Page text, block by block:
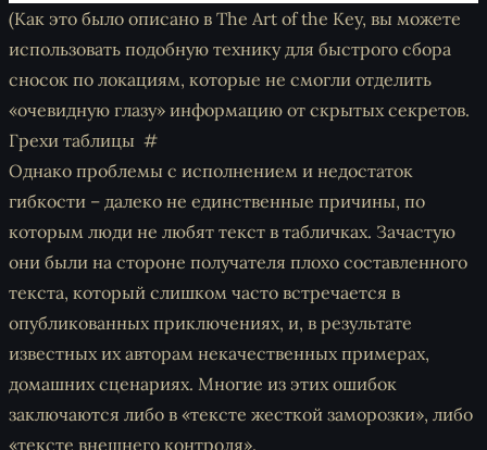
(Как это было описано в The Art of the Key, вы можете
использовать подобную технику для быстрого сбора
сносок по локациям, которые не смогли отделить
«очевидную глазу» информацию от скрытых секретов.
Грехи таблицы
Однако проблемы с исполнением и недостаток
гибкости – далеко не единственные причины, по
которым люди не любят текст в табличках. Зачастую
они были на стороне получателя плохо составленного
текста, который слишком часто встречается в
опубликованных приключениях, и, в результате
известных их авторам некачественных примерах,
домашних сценариях. Многие из этих ошибок
заключаются либо в «тексте жесткой заморозки», либо
«тексте внешнего контроля».